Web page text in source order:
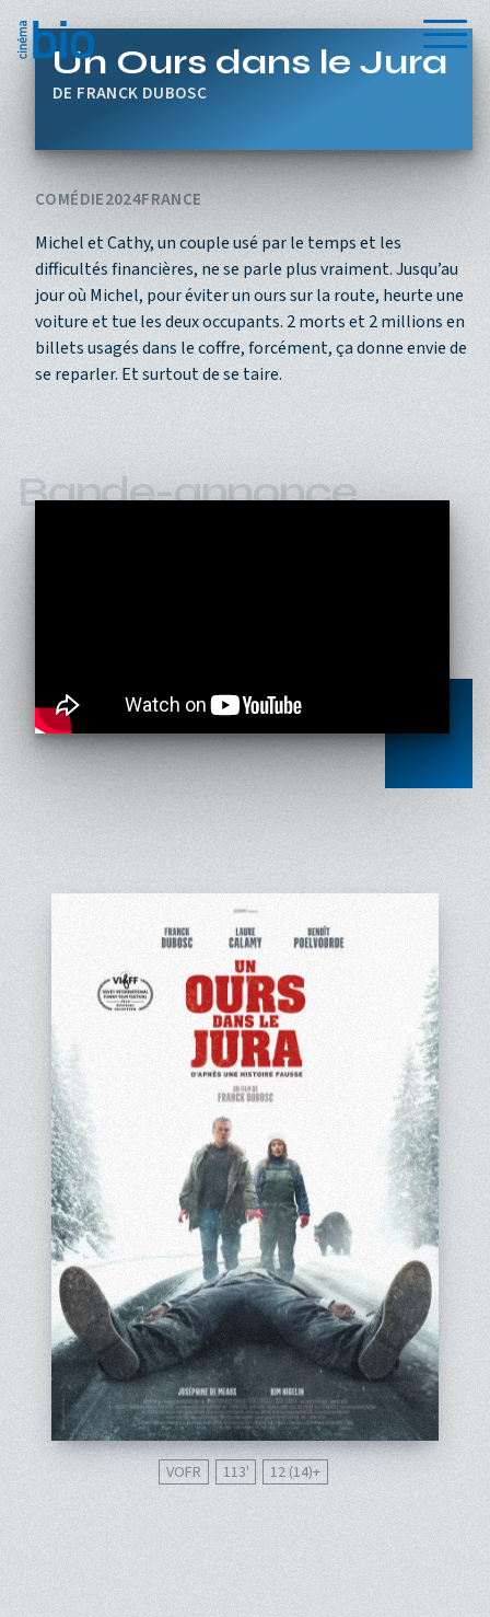
Menu
Un Ours dans le Jura
FRANCK DUBOSC
COMÉDIE2024FRANCE
Michel et Cathy, un couple usé par le temps et les
difficultés financières, ne se parle plus vraiment. Jusqu’au
jour où Michel, pour éviter un ours sur la route, heurte une
voiture et tue les deux occupants. 2 morts et 2 millions en
billets usagés dans le coffre, forcément, ça donne envie de
se reparler. Et surtout de se taire.
Bande-annonce
VOFR 113' 12 (14)